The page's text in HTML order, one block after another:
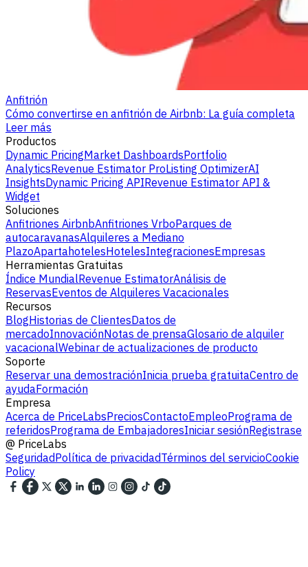
Anfitrión
Cómo convertirse en anfitrión de Airbnb: La guía completa
Leer más
Productos
Dynamic PricingMarket DashboardsPortfolio
AnalyticsRevenue Estimator ProListing OptimizerAI
InsightsDynamic Pricing APIRevenue Estimator API &
Widget
Soluciones
Anfitriones AirbnbAnfitriones VrboParques de
autocaravanasAlquileres a Mediano
PlazoApartahotelesHotelesIntegracionesEmpresas
Herramientas Gratuitas
Índice MundialRevenue EstimatorAnálisis de
ReservasEventos de Alquileres Vacacionales
Recursos
BlogHistorias de ClientesDatos de
mercadoInnovaciónNotas de prensaGlosario de alquiler
vacacionalWebinar de actualizaciones de producto
Soporte
Reservar una demostraciónInicia prueba gratuitaCentro de
ayudaFormación
Empresa
Acerca de PriceLabsPreciosContactoEmpleoPrograma de
referidosPrograma de EmbajadoresIniciar sesiónRegistrase
@ PriceLabs
SeguridadPolítica de privacidadTérminos del servicioCookie
Policy